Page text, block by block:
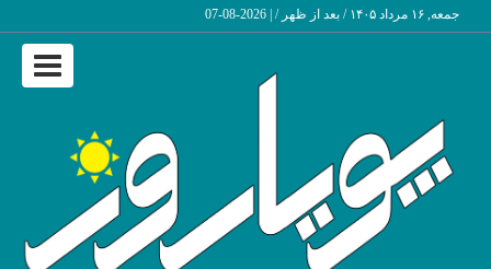
جمعه, ۱۶ مرداد ۱۴۰۵ / بعد از ظهر / 2026-08-07
Toggle